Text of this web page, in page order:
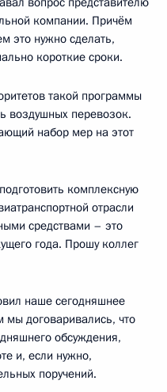
компании. Причём
это нужно сделать,
короткие сроки.
такой программы
воздушных перевозок.
набор мер на этот
комплексную
отрасли
средствами – это
года. Прошу коллег
наше сегодняшнее
мы договаривались, что
обсуждения,
и, если нужно,
поручений.